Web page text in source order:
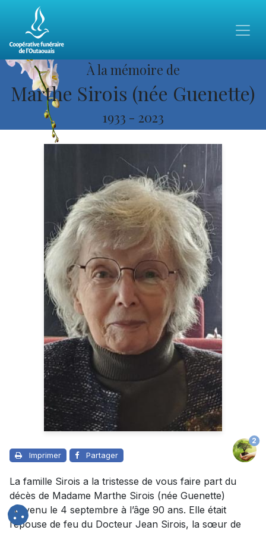
À la mémoire de
Marthe Sirois (née Guenette)
1933 - 2023
Imprimer Partager
2
La famille Sirois a la tristesse de vous faire part du
décès de Madame Marthe Sirois (née Guenette)
survenu le 4 septembre à l’âge 90 ans. Elle était
l’épouse de feu du Docteur Jean Sirois, la sœur de